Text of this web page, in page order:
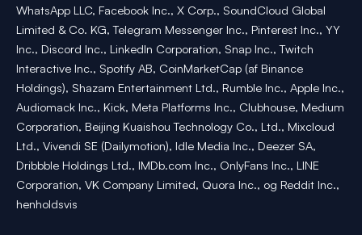
WhatsApp LLC, Facebook Inc., X Corp., SoundCloud Global
Limited & Co. KG, Telegram Messenger Inc., Pinterest Inc., YY
Inc., Discord Inc., LinkedIn Corporation, Snap Inc., Twitch
Interactive Inc., Spotify AB, CoinMarketCap (af Binance
Holdings), Shazam Entertainment Ltd., Rumble Inc., Apple Inc.,
Audiomack Inc., Kick, Meta Platforms Inc., Clubhouse, Medium
Corporation, Beijing Kuaishou Technology Co., Ltd., Mixcloud
Ltd., Vivendi SE (Dailymotion), Idle Media Inc., Deezer SA,
Dribbble Holdings Ltd., IMDb.com Inc., OnlyFans Inc., LINE
Corporation, VK Company Limited, Quora Inc., og Reddit Inc.,
henholdsvis